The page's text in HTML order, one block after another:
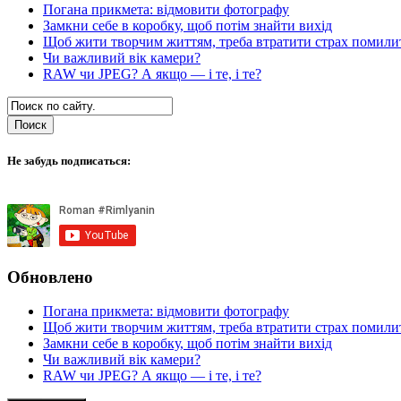
Погана прикмета: відмовити фотографу
Замкни себе в коробку, щоб потім знайти вихід
Щоб жити творчим життям, треба втратити страх
Чи важливий вік камери?
RAW чи JPEG? А якщо — і те, і те?
Не забудь подписаться:
Обновлено
Погана прикмета: відмовити фотографу
Щоб жити творчим життям, треба втратити страх
Замкни себе в коробку, щоб потім знайти вихід
Чи важливий вік камери?
RAW чи JPEG? А якщо — і те, і те?